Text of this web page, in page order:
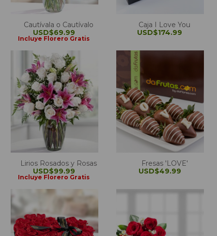
Cautívala o Cautívalo
USD$69.99
Incluye Florero Gratis
Caja I Love You
USD$174.99
Lirios Rosados y Rosas
USD$99.99
Incluye Florero Gratis
Fresas 'LOVE'
USD$49.99